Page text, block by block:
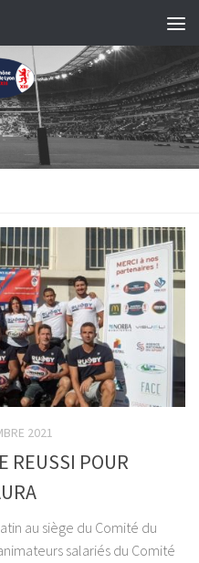
2021
REUSSI POUR
au siège du Comité du
salariés du Comité